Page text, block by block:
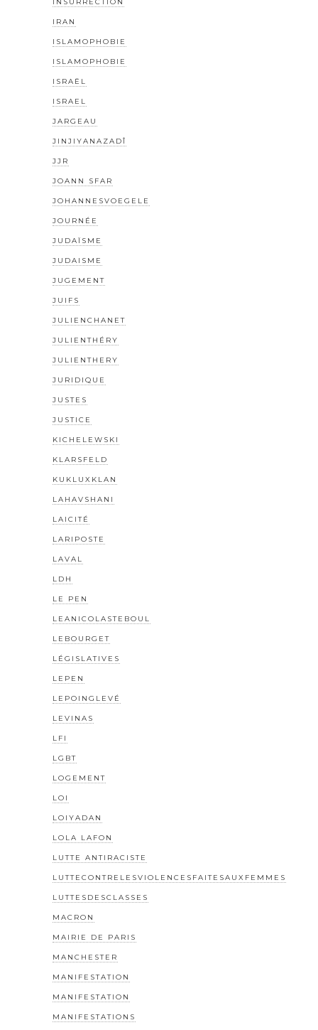
INSURRECTION
IRAN
ISLAMOPHOBIE
ISLAMOPHOBIE
ISRAËL
ISRAEL
JARGEAU
JINJIYANAZADÎ
JJR
JOANN SFAR
JOHANNESVOEGELE
JOURNÉE
JUDAÏSME
JUDAISME
JUGEMENT
JUIFS
JULIENCHANET
JULIENTHÉRY
JULIENTHERY
JURIDIQUE
JUSTES
JUSTICE
KICHELEWSKI
KLARSFELD
KUKLUXKLAN
LAHAVSHANI
LAICITÉ
LARIPOSTE
LAVAL
LDH
LE PEN
LEANICOLASTEBOUL
LEBOURGET
LÉGISLATIVES
LEPEN
LEPOINGLEVÉ
LEVINAS
LFI
LGBT
LOGEMENT
LOI
LOIYADAN
LOLA LAFON
LUTTE ANTIRACISTE
LUTTECONTRELESVIOLENCESFAITESAUXFEMMES
LUTTESDESCLASSES
MACRON
MAIRIE DE PARIS
MANCHESTER
MANIFESTATION
MANIFESTATION
MANIFESTATIONS